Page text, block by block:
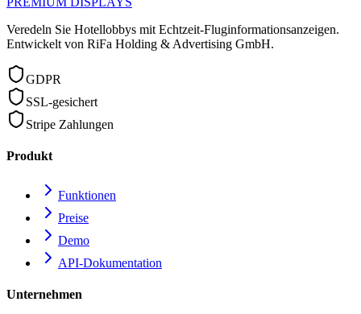
Veredeln Sie Hotellobbys mit Echtzeit-Fluginformationsanzeigen.
Entwickelt von RiFa Holding & Advertising GmbH.
GDPR
SSL-gesichert
Stripe Zahlungen
Produkt
Funktionen
Preise
Demo
API-Dokumentation
Unternehmen